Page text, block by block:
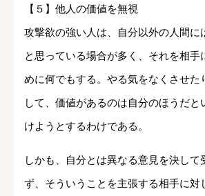
【５】他人の価値を無視
攻撃欲の強い人は、自分以外の人間に
と思っている場合が多く、それを相手
めに何でもする。やる気をなくさせた
して、価値があるのは自分のほうだと
けようとするわけである。
しかも、自分とは異なる意見を決して
ず、そういうことを主張する相手に対